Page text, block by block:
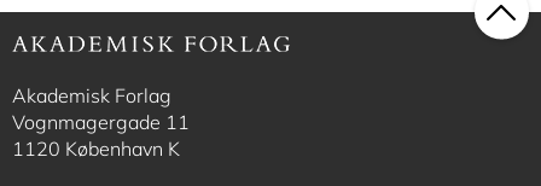
Akademisk Forlag
Vognmagergade 11
1120 København K